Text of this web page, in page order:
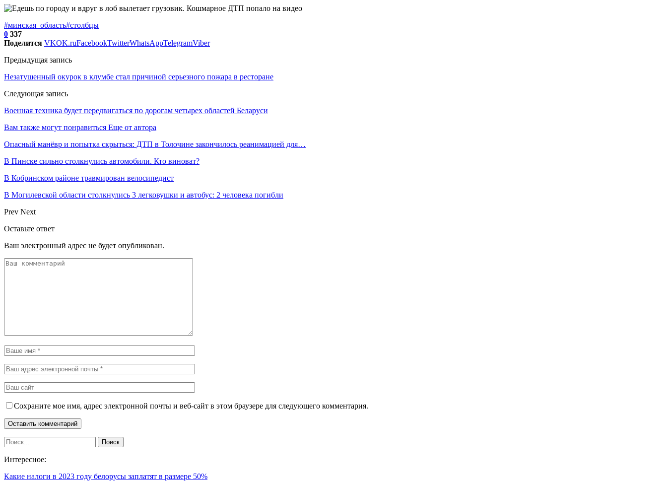
#минская_область#столбцы
0 337
Поделится VKOK.ruFacebookTwitterWhatsAppTelegramViber
Предыдущая запись
Незатушенный окурок в клумбе стал причиной серьезного пожара в ресторане
Следующая запись
Военная техника будет передвигаться по дорогам четырех областей Беларуси
Вам также могут понравиться Еще от автора
Опасный манёвр и попытка скрыться: ДТП в Толочине закончилось реанимацией для…
В Пинске сильно столкнулись автомобили. Кто виноват?
В Кобринском районе травмирован велосипедист
В Могилевской области столкнулись 3 легковушки и автобус: 2 человека погибли
Prev Next
Оставьте ответ
Ваш электронный адрес не будет опубликован.
Сохраните мое имя, адрес электронной почты и веб-сайт в этом браузере для следующего комментария.
Интересное:
Какие налоги в 2023 году белорусы заплатят в размере 50%